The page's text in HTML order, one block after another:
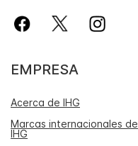
EMPRESA
Acerca de IHG
Marcas internacionales de
IHG